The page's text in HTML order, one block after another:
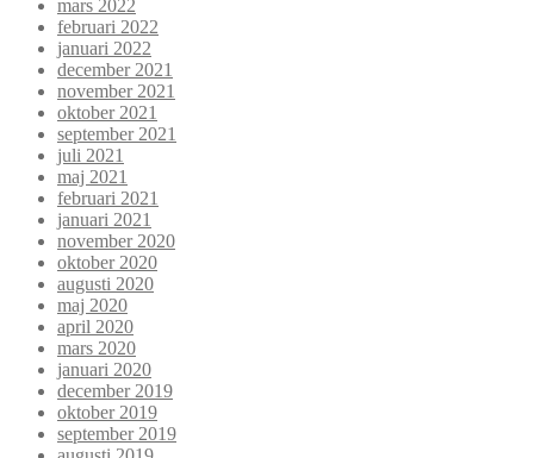
mars 2022
februari 2022
januari 2022
december 2021
november 2021
oktober 2021
september 2021
juli 2021
maj 2021
februari 2021
januari 2021
november 2020
oktober 2020
augusti 2020
maj 2020
april 2020
mars 2020
januari 2020
december 2019
oktober 2019
september 2019